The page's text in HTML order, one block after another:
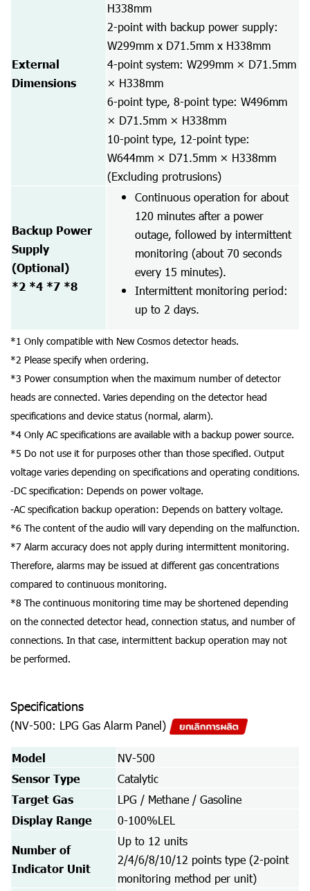
External
Dimensions
H338mm
2-point with backup power supply:
W299mm x D71.5mm x H338mm
4-point system: W299mm × D71.5mm
× H338mm
6-point type, 8-point type: W496mm
× D71.5mm × H338mm
10-point type, 12-point type:
W644mm × D71.5mm × H338mm
(Excluding protrusions)
Backup Power
Supply
(Optional)
*2 *4 *7 *8
Continuous operation for about
120 minutes after a power
outage, followed by intermittent
monitoring (about 70 seconds
every 15 minutes).
Intermittent monitoring period:
up to 2 days.
*1 Only compatible with New Cosmos detector heads.
*2 Please specify when ordering.
*3 Power consumption when the maximum number of detector
heads are connected. Varies depending on the detector head
specifications and device status (normal, alarm).
*4 Only AC specifications are available with a backup power source.
*5 Do not use it for purposes other than those specified. Output
voltage varies depending on specifications and operating conditions.
-DC specification: Depends on power voltage.
-AC specification backup operation: Depends on battery voltage.
*6 The content of the audio will vary depending on the malfunction.
*7 Alarm accuracy does not apply during intermittent monitoring.
Therefore, alarms may be issued at different gas concentrations
compared to continuous monitoring.
*8 The continuous monitoring time may be shortened depending
on the connected detector head, connection status, and number of
connections. In that case, intermittent backup operation may not
be performed.
Specifications
(NV-500: LPG Gas Alarm Panel)
Model NV-500
Sensor Type Catalytic
Target Gas LPG / Methane / Gasoline
Display Range 0-100%LEL
Number of
Indicator Unit
Up to 12 units
2/4/6/8/10/12 points type (2-point
monitoring method per unit)